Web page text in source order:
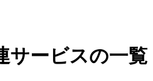
サービスの一覧